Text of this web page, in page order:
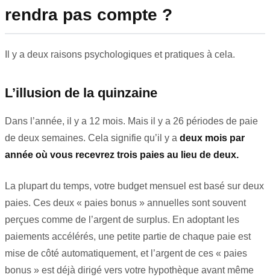
rendra pas compte ?
Il y a deux raisons psychologiques et pratiques à cela.
L’illusion de la quinzaine
Dans l’année, il y a 12 mois. Mais il y a 26 périodes de paie
de deux semaines. Cela signifie qu’il y a deux mois par
année où vous recevrez trois paies au lieu de deux.
La plupart du temps, votre budget mensuel est basé sur deux
paies. Ces deux « paies bonus » annuelles sont souvent
perçues comme de l’argent de surplus. En adoptant les
paiements accélérés, une petite partie de chaque paie est
mise de côté automatiquement, et l’argent de ces « paies
bonus » est déjà dirigé vers votre hypothèque avant même